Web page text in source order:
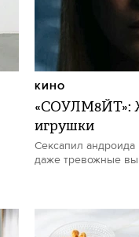
«СОУЛМ8ЙТ»:
игрушки
Сексапил андроида
даже тревожные
КИНО